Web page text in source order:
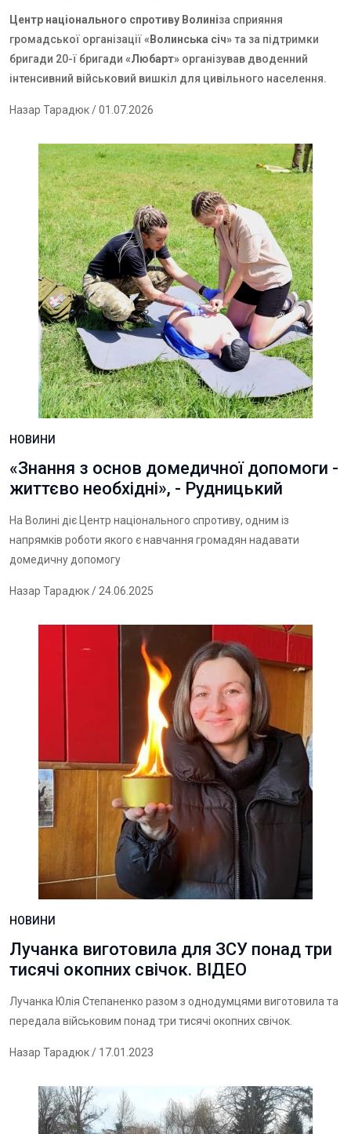
Центр національного спротиву Волиніза сприяння
громадської організації«Волинська січ»та за підтримки
бригади 20-ї бригади «Любарт» організував дводенний
інтенсивний військовий вишкіл для цивільного населення.
Назар Тарадюк/ 01.07.2026
НОВИНИ
«Знання з основ домедичної допомоги -
життєво необхідні», - Рудницький
На Волині діє Центр національного спротиву, одним із
напрямків роботи якого є навчання громадян надавати
домедичну допомогу
Назар Тарадюк/ 24.06.2025
НОВИНИ
Лучанка виготовила для ЗСУ понад три
тисячі окопних свічок. ВІДЕО
Лучанка Юлія Степаненко разом з однодумцями виготовила та
передала військовим понад три тисячі окопних свічок.
Назар Тарадюк/ 17.01.2023